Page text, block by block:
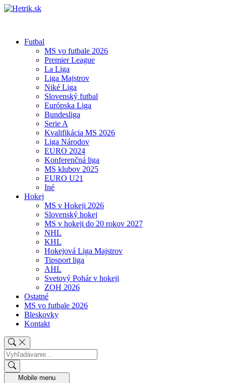
Futbal
MS vo futbale 2026
Premier League
La Liga
Liga Majstrov
Niké Liga
Slovenský futbal
Európska Liga
Bundesliga
Serie A
Kvalifikácia MS 2026
Liga Národov
EURO 2024
Konferenčná liga
MS klubov 2025
EURO U21
Iné
Hokej
MS v Hokeji 2026
Slovenský hokej
MS v hokeji do 20 rokov 2027
NHL
KHL
Hokejová Liga Majstrov
Tipsport liga
AHL
Svetový Pohár v hokeji
ZOH 2026
Ostatné
MS vo futbale 2026
Bleskovky
Kontakt
Mobile menu